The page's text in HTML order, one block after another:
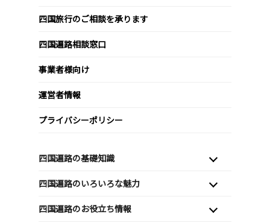
四国旅行のご相談を承ります
四国遍路相談窓口
事業者様向け
運営者情報
プライバシーポリシー
四国遍路の基礎知識
四国遍路のいろいろな魅力
四国遍路のお役立ち情報